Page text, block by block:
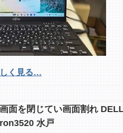
く見る…
面を閉じてい画面割れ
水戸